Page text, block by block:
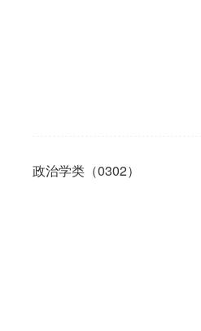
政治学类（0302）